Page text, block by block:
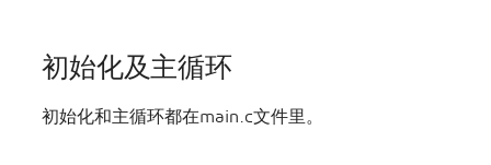
初始化及主循环
初始化和主循环都在main.c文件里。